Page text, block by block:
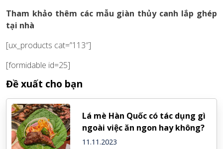
Tham khảo thêm các mẫu giàn thủy canh lắp ghép
tại nhà
[ux_products cat=”113″]
[formidable id=25]
Đề xuất cho bạn
Lá mè Hàn Quốc có tác dụng gì
ngoài việc ăn ngon hay không?
11.11.2023